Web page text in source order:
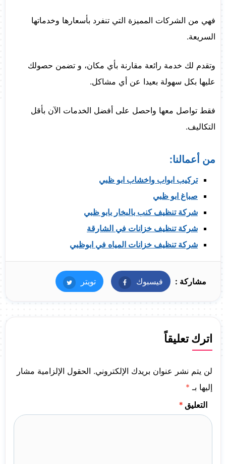
فهي من الشركات المميزة التي تنفرد بأسعارها وخدماتها
السريعة.
وتقدم لك خدمة رائعة مقارنة بأي مكان، و تضمن حصولك
عليها بكل سهولة بعيدا عن أي مشاكل.
فقط تواصل معها واحصل على أفضل الخدمات الآن بأقل
التكاليف.
من أعمالنا:
تركيب ابواب واخشاب ابو ظبي
صباغ ابو ظبي
شركة تنظيف كنب بالبخار بابو ظبي
شركة تنظيف خزانات في الشارقة
شركة تنظيف خزانات المياه في ابوظبي
مشاركة : فيسبوك فيسبوكتويتر تويتر
اترك تعليقاً
لن يتم نشر عنوان بريدك الإلكتروني. الحقول الإلزامية مشار
إليها بـ *
التعليق *